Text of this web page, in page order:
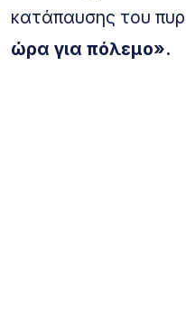
κατάπαυσης του
ώρα για πόλεμο».